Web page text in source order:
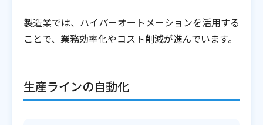
製造業では、ハイパーオートメーションを活用する
ことで、業務効率化やコスト削減が進んでいます。
生産ラインの自動化